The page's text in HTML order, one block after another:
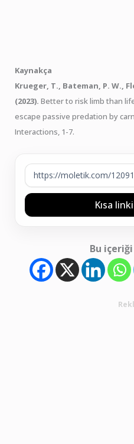
Kaynakça
Krueger, T., Bateman, P. W.,
(2023). Better to risk limb than
escape passive predation by
Interactions, 1-7.
Kısa
Bu